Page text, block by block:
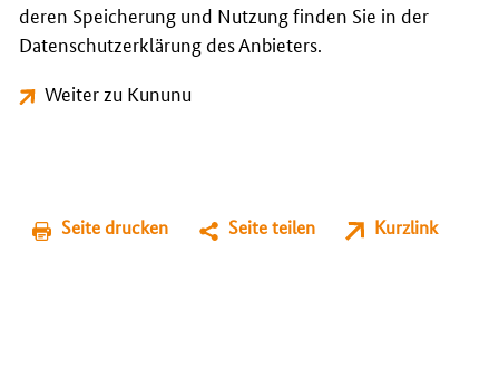
deren Speicherung und Nutzung finden Sie in der
Datenschutzerklärung des Anbieters.
Weiter zu Kununu
Seite drucken Seite teilen Kurzlink